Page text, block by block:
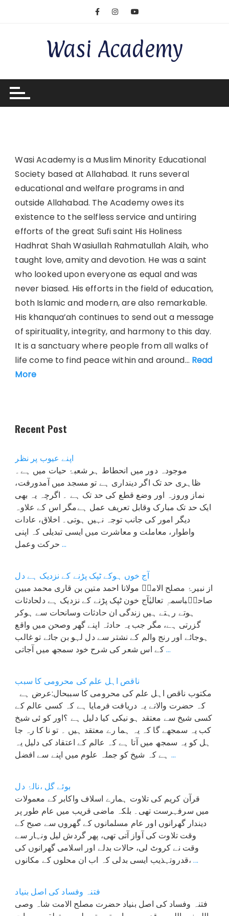
Wasi Academy
Wasi Academy is a Muslim Minority Educational
Society based at Allahabad. It runs several
educational and welfare programs in and
outside Allahabad. The Academy owes its
existence to the selfless service and untiring
efforts of the great Sufi saint His Holiness
Hadhrat Shah Wasiullah Rahmatullah Alaih, who
taught love, amity and devotion. He was a saint
who looked upon everyone as equal and was
never biased. His efforts in the field of education,
both Islamic and modern, are also remarkable.
His khanqua’ah continues to send out a message
of spirituality, integrity, and harmony to this day.
It is a sanctuary where people from all walks of
life come to find peace within and around… Read
More
Recent Post
اپنے عیوب پر نظر
موجودہ دور میں انحطاط ہر شعبۂ حیات میں ہے۔
ظاہری حد تک اگر دینداری ہے تو مسجد میں آمدورفت،
نماز وروزہ اور وضع قطع کی حد تک ہے ۔ اگرچہ یہ بھی
ایک حد تک مبارک وقابل تعریف عمل ہےمگر اس کے علاوہ
دیگر امور کی جانب توجہ نہیں ہوتی۔ اخلاق، عادات
واطوار، معاملت و معاشرت میں ایسی تبدیلی کہ اپنی
...
آج خوں ہوکے ٹپک پڑنے کے نزدیک ہے دل
از نبیرۂ مصلح الامتؒ مولانا احمد متین بن قاری محمد مبین
صاحبؒباسمہٖ تعالیٰآج خون ٹپک پڑنے کے نزدیک ہے دلحادثات
ہوتے رہتے ہیں زندگی ان حادثات وسانحات سے ہوکر
گزرتی ہے، مگر جب یہ حادثہ اپنے گھر وصحن میں واقع
ہوجائے اور رنج والم کے نشتر سے دل لہو بن جائے تو غالب
کے اس شعر کی شرح خود سمجھ میں آجاتی...
ناقص اہل علم کی محرومی کا سبب
کہ حضرت والانے یہ دریافت فرمایا ہے کہ کسی عالم کے
کسی شیخ سے معتقد ہو نیکی کیا دلیل ہے ؟اور کو ئی شیخ
کب یہ سمجھے گا کہ یہ ہما رے معتقد ہیں ۔ تو نا کا رہ جا
ہل کو یہ سمجھ میں آتا ہے کہ عالم کے اعتقاد کی دلیل یہ
...
بوئے گل ،نالۂ دل
قرآن کریم کی تلاوت ہمارے اسلاف واکابر کے معمولات
میں سرفہرست تھی۔ بلکہ ماضی قریب میں عام طور پر
دیندار گھرانوں اور عام مسلمانوں کے گھروں سے صبح کے
وقت تلاوت کی آواز آتی تھی، پھر گردش لیل ونہار سے
وقت نے کروٹ لی، حالات بدلے اور اسلامی گھرانوں کی
قدروتہذیب ایسی بدلی کہ اب ان محلوں کے مکانوں،...
فتنہ وفساد کی اصل بنیاد
فتنہ وفساد کی اصل بنیاد حضرت مصلح الامت شاہ وصی